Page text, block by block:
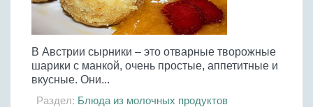
В Австрии сырники – это отварные творожные
шарики с манкой, очень простые, аппетитные и
вкусные. Они...
Раздел: Блюда из молочных продуктов